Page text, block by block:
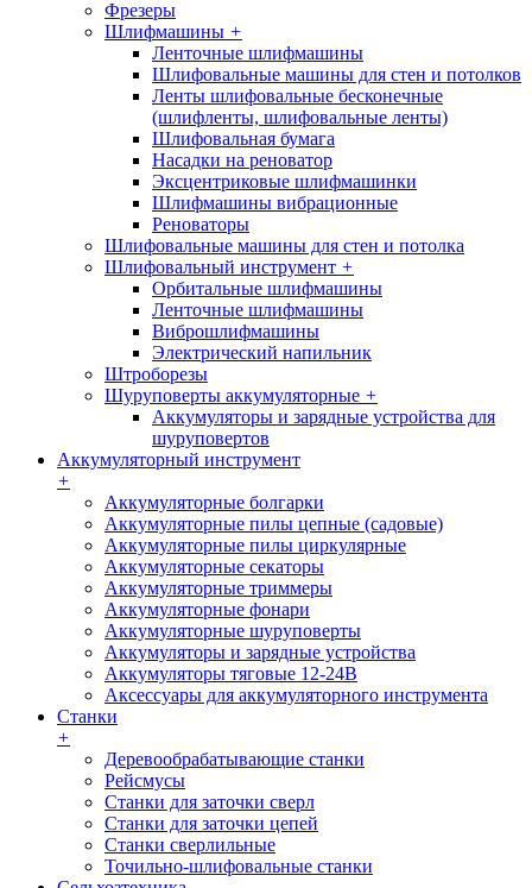
Фрезеры
Шлифмашины +
Ленточные шлифмашины
Шлифовальные машины для стен и потолков
Ленты шлифовальные бесконечные
(шлифленты, шлифовальные ленты)
Шлифовальная бумага
Насадки на реноватор
Эксцентриковые шлифмашинки
Шлифмашины вибрационные
Реноваторы
Шлифовальные машины для стен и потолка
Шлифовальный инструмент +
Орбитальные шлифмашины
Ленточные шлифмашины
Виброшлифмашины
Электрический напильник
Штроборезы
Шуруповерты аккумуляторные +
Аккумуляторы и зарядные устройства для
шуруповертов
Аккумуляторный инструмент
+
Аккумуляторные болгарки
Аккумуляторные пилы цепные (садовые)
Аккумуляторные пилы циркулярные
Аккумуляторные секаторы
Аккумуляторные триммеры
Аккумуляторные фонари
Аккумуляторные шуруповерты
Аккумуляторы и зарядные устройства
Аккумуляторы тяговые 12-24В
Аксессуары для аккумуляторного инструмента
Станки
+
Деревообрабатывающие станки
Рейсмусы
Станки для заточки сверл
Станки для заточки цепей
Станки сверлильные
Точильно-шлифовальные станки